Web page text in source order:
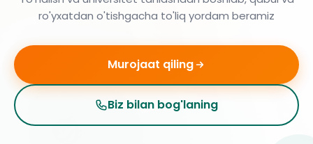
ro'yxatdan o'tishgacha to'liq yordam beramiz
Murojaat qiling
Biz bilan bog'laning